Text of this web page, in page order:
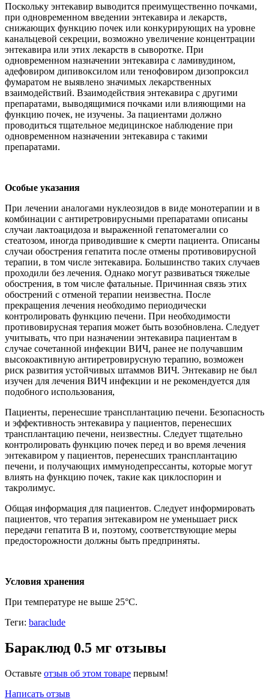
Поскольку энтекавир выводится преимущественно почками,
при одновременном введении энтекавира и лекарств,
снижающих функцию почек или конкурирующих на уровне
канальцевой секреции, возможно увеличение концентрации
энтекавира или этих лекарств в сыворотке. При
одновременном назначении энтекавира с ламивудином,
адефовиром дипивоксилом или тенофовиром дизопроксил
фумаратом не выявлено значимых лекарственных
взаимодействий. Взаимодействия энтекавира с другими
препаратами, выводящимися почками или влияющими на
функцию почек, не изучены. За пациентами должно
проводиться тщательное медицинское наблюдение при
одновременном назначении энтекавира с такими
препаратами.
Особые указания
При лечении аналогами нуклеозидов в виде монотерапии и в
комбинации с антиретровирусными препаратами описаны
случаи лактоацидоза и выраженной гепатомегалии со
стеатозом, иногда приводившие к смерти пациента. Описаны
случаи обострения гепатита после отмены противовирусной
терапии, в том числе энтекавира. Большинство таких случаев
проходили без лечения. Однако могут развиваться тяжелые
обострения, в том числе фатальные. Причинная связь этих
обострений с отменой терапии неизвестна. После
прекращения лечения необходимо периодически
контролировать функцию печени. При необходимости
противовирусная терапия может быть возобновлена. Следует
учитывать, что при назначении энтекавира пациентам в
случае сочетанной инфекции ВИЧ, ранее не получавшим
высокоактивную антиретровирусную терапию, возможен
риск развития устойчивых штаммов ВИЧ. Энтекавир не был
изучен для лечения ВИЧ инфекции и не рекомендуется для
подобного использования,
Пациенты, перенесшие трансплантацию печени. Безопасность
и эффективность энтекавира у пациентов, перенесших
трансплантацию печени, неизвестны. Следует тщательно
контролировать функцию почек перед и во время лечения
энтекавиром у пациентов, перенесших трансплантацию
печени, и получающих иммунодепрессанты, которые могут
влиять на функцию почек, такие как циклоспорин и
такролимус.
Общая информация для пациентов. Следует информировать
пациентов, что терапия энтекавиром не уменьшает риск
передачи гепатита В и, поэтому, соответствующие меры
предосторожности должны быть предприняты.
Условия хранения
При температуре не выше 25°С.
Теги: baraclude
Бараклюд 0.5 мг отзывы
Оставьте отзыв об этом товаре первым!
Написать отзыв